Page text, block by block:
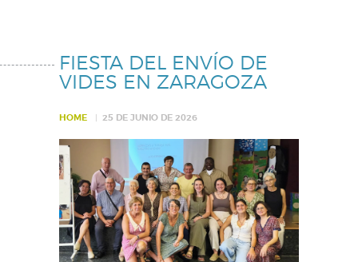
FIESTA DEL ENVÍO DE
VIDES EN ZARAGOZA
HOME 25 DE JUNIO DE 2026